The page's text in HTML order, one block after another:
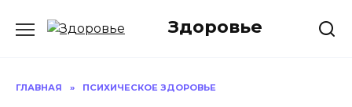
Здоровье
ГЛАВНАЯ » ПСИХИЧЕСКОЕ ЗДОРОВЬЕ